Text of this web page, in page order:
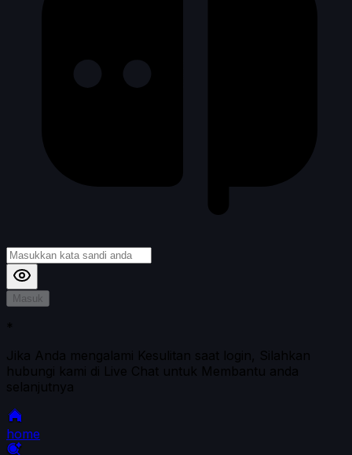
Masuk
*
Jika Anda mengalami Kesulitan saat login, Silahkan
hubungi kami di Live Chat untuk Membantu anda
selanjutnya
home